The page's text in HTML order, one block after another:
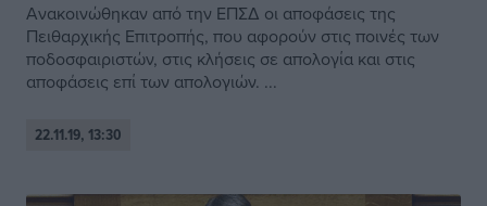
Ανακοινώθηκαν από την ΕΠΣΔ οι αποφάσεις της
Πειθαρχικής Επιτροπής, που αφορούν στις ποινές των
ποδοσφαιριστών, στις κλήσεις σε απολογία και στις
αποφάσεις επί των απολογιών. ...
22.11.19, 13:30